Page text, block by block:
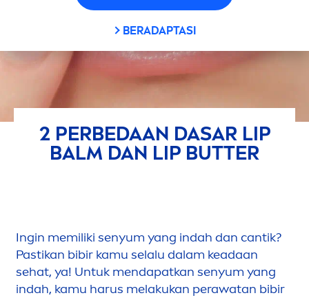
BERADAPTASI
2 PERBEDAAN DASAR LIP
BALM DAN LIP BUTTER
Ingin memiliki senyum yang indah dan cantik?
Pastikan bibir kamu selalu dalam keadaan
sehat, ya! Untuk mendapatkan senyum yang
indah, kamu harus melakukan perawatan bibir